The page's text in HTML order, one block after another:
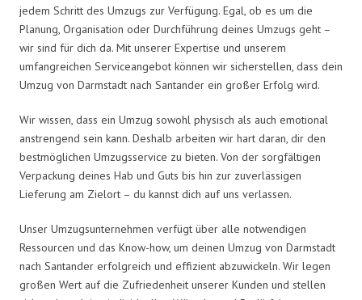
jedem Schritt des Umzugs zur Verfügung. Egal, ob es um die
Planung, Organisation oder Durchführung deines Umzugs geht –
wir sind für dich da. Mit unserer Expertise und unserem
umfangreichen Serviceangebot können wir sicherstellen, dass dein
Umzug von Darmstadt nach Santander ein großer Erfolg wird.
Wir wissen, dass ein Umzug sowohl physisch als auch emotional
anstrengend sein kann. Deshalb arbeiten wir hart daran, dir den
bestmöglichen Umzugsservice zu bieten. Von der sorgfältigen
Verpackung deines Hab und Guts bis hin zur zuverlässigen
Lieferung am Zielort – du kannst dich auf uns verlassen.
Unser Umzugsunternehmen verfügt über alle notwendigen
Ressourcen und das Know-how, um deinen Umzug von Darmstadt
nach Santander erfolgreich und effizient abzuwickeln. Wir legen
großen Wert auf die Zufriedenheit unserer Kunden und stellen